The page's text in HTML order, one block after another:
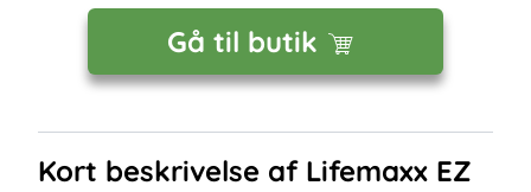
Gå til butik
Kort beskrivelse af Lifemaxx EZ